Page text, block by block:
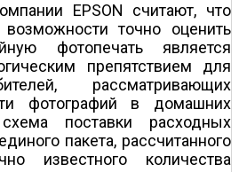
EPSON считают, что
возможности точно оценить
фотопечать является
препятствием для
рассматривающих
фотографий в домашних
поставки расходных
пакета, рассчитанного
известного количества